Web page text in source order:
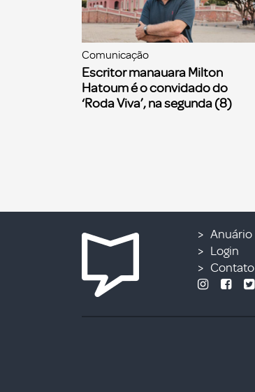
Comunicação
Escritor manauara Milton
Hatoum é o convidado do
‘Roda Viva’, na segunda (8)
Anuário
Login
Contato